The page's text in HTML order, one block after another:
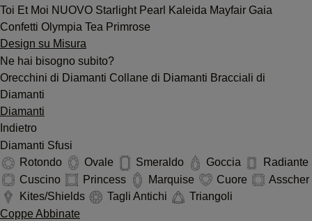
Toi Et Moi NUOVO Starlight Pearl Kaleida Mayfair Gaia
Confetti Olympia Tea Primrose
Design su Misura
Ne hai bisogno subito?
Orecchini di Diamanti Collane di Diamanti Bracciali di
Diamanti
Diamanti
Indietro
Diamanti Sfusi
Rotondo
Ovale Smeraldo Goccia
Radiante
Cuscino
Princess Marquise Cuore
Asscher
Kites/Shields
Tagli Antichi
Triangoli
Coppe Abbinate